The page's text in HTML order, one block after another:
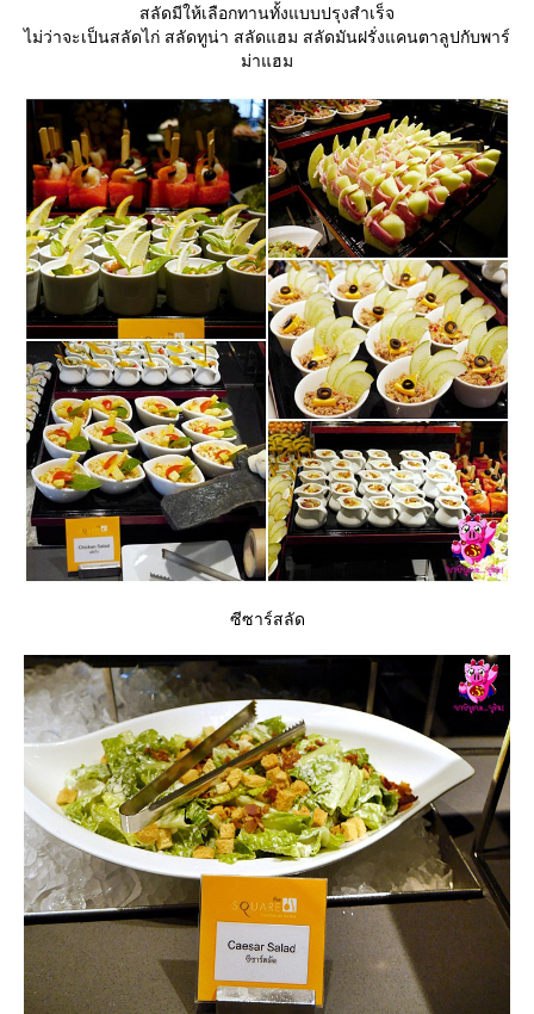
สลัดมีให้เลือกทานทั้งแบบปรุงสำเร็จ
ไม่ว่าจะเป็นสลัดไก่ สลัดทูน่า สลัดแฮม สลัดมันฝรั่งแคนตาลูปกับพาร์
ม่าแฮม
ซีซาร์สลัด